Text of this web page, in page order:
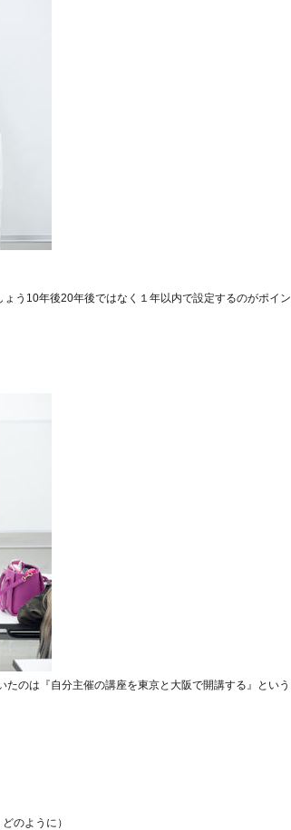
う 10年後20年後ではなく１年以内で設定するのがポイ
たのは『自分主催の講座を東京と大阪で開講する』とい
のように）